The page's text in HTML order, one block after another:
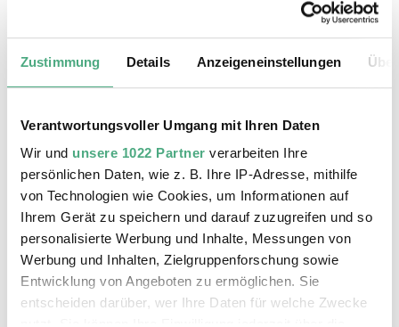
Zustimmung Details Anzeigeneinstellungen
Verantwortungsvoller Umgang mit Ihren Daten
Wir und unsere 1022 Partner verarbeiten Ihre
persönlichen Daten, wie z. B. Ihre IP-Adresse, mithilfe
von Technologien wie Cookies, um Informationen auf
Ihrem Gerät zu speichern und darauf zuzugreifen und so
personalisierte Werbung und Inhalte, Messungen von
Werbung und Inhalten, Zielgruppenforschung sowie
Entwicklung von Angeboten zu ermöglichen. Sie
entscheiden darüber, wer Ihre Daten für welche Zwecke
Mon Trésor | Der Schatz der Saarländer*innen |
Folge 2